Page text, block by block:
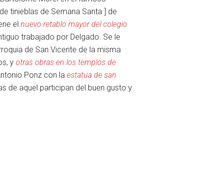
tinieblas de Semana Santa ] de
elnuevo retablo mayor del colegio
trabajado por Delgado. Se le
de San Vicente de la misma
yotras obras en los templos de
Ponz con laestatua de san
de aquel participan del buen gusto y